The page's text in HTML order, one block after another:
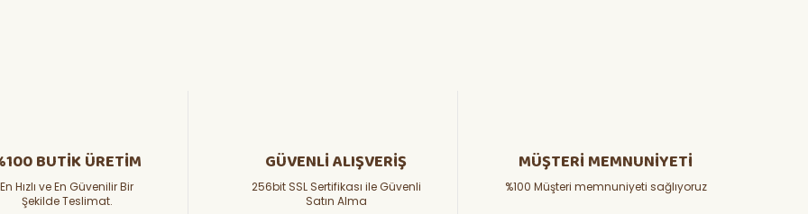
bu hızla 3 seneye aynı boya getiririm herhalde :))
BUTİK ÜRETİM
En Hızlı ve En Güvenilir Bir
Şekilde Teslimat.
GÜVENLİ ALIŞVERİŞ
256bit SSL Sertifikası ile Güvenli
Satın Alma
MÜŞTERİ MEMNUNİYETİ
%100 Müşteri memnuniyeti sağlıyoruz